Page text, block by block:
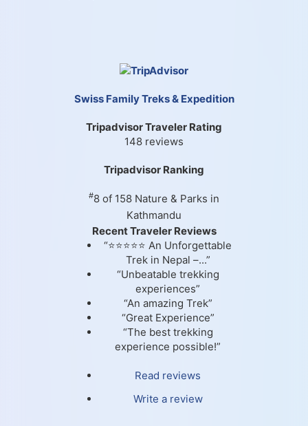
Swiss Family Treks & Expedition
Tripadvisor Traveler Rating
148 reviews
Tripadvisor Ranking
#8 of 158 Nature & Parks in
Kathmandu
Recent Traveler Reviews
“⭐⭐⭐⭐⭐ An Unforgettable
Trek in Nepal –...”
“Unbeatable trekking
experiences”
“An amazing Trek”
“Great Experience”
“The best trekking
experience possible!”
Read reviews
Write a review